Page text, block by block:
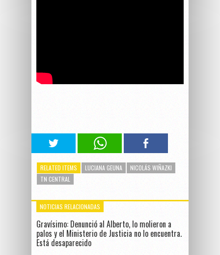
RELATED ITEMS LUCIANA GEUNA
NICOLÁS WIÑAZKI
TN CENTRAL
NOTICIAS RELACIONADAS
Gravísimo: Denunció al Alberto, lo molieron a
palos y el Ministerio de Justicia no lo encuentra.
Está desaparecido